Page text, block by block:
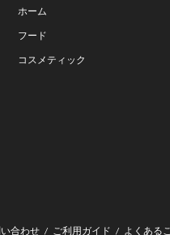
ホーム
フード
コスメティック
合わせ ご利用ガイド よくある